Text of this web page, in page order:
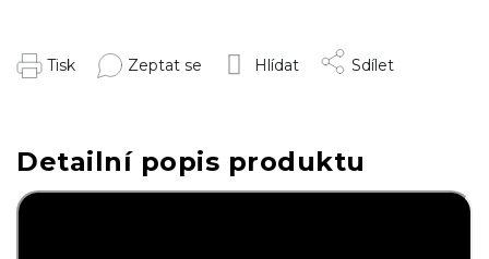
Tisk Zeptat se Hlídat Sdílet
Detailní popis produktu